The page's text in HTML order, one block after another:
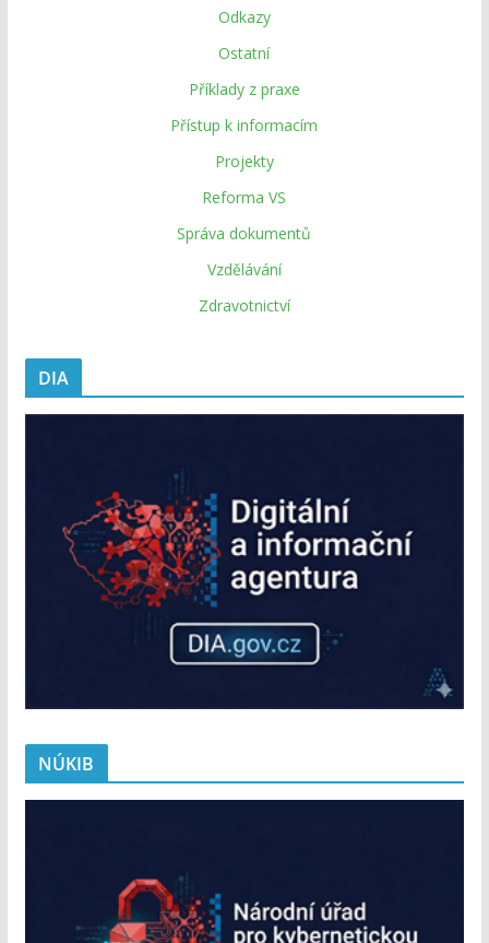
Odkazy
Ostatní
Příklady z praxe
Přístup k informacím
Projekty
Reforma VS
Správa dokumentů
Vzdělávání
Zdravotnictví
DIA
NÚKIB